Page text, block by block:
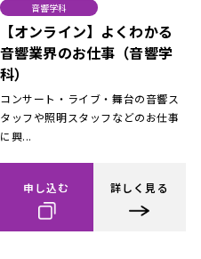
音響学科
【オンライン】よくわかる
音響業界のお仕事（音響学
科）
コンサート・ライブ・舞台の音響ス
タッフや照明スタッフなどのお仕事
に興...
申し込む 詳しく見る